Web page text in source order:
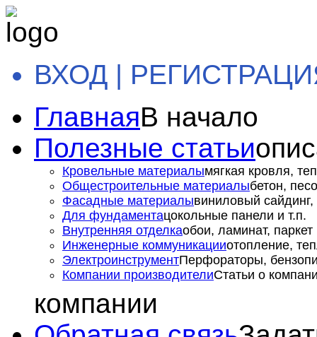
ВХОД |
ГлавнаяВ начало
Полезные статьи
Кровельные материалымягкая кровля,
Общестроительные материалыбетон,
Фасадные материалывиниловый сайдинг,
Для фундаментацокольные панели и т.п.
Внутренняя отделкаобои, ламинат, паркет
Инженерные коммуникацииотопление,
ЭлектроинструментПерфораторы,
Компании производителиСтатьи о
компании